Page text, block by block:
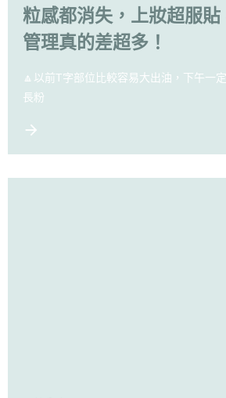
粒感都消失，上妝超服貼
管理真的差超多！
🔼以前T字部位比較容易大出油，下午一
長粉